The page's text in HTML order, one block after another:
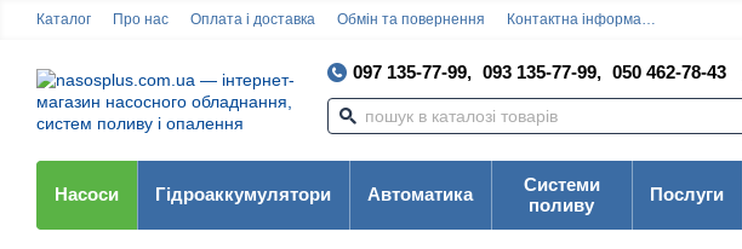
Каталог Про нас Оплата і доставка Обмін та повернення Контактна інформація
097 135-77-99, 093 135-77-99, 050 462-78-43
Насоси Гідроаккумулятори Автоматика
Системи
поливу
Послуги